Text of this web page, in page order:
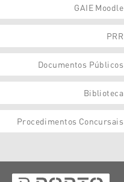
GAIE Moodle
PRR
Documentos Públicos
Biblioteca
Procedimentos Concursais